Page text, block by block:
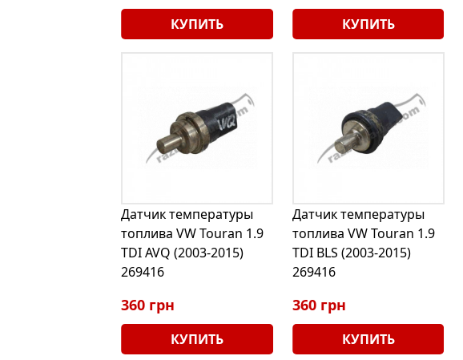
КУПИТЬ КУПИТЬ
Датчик температуры
топлива VW Touran 1.9
TDI AVQ (2003-2015)
269416
360 грн
КУПИТЬ
Датчик температуры
топлива VW Touran 1.9
TDI BLS (2003-2015)
269416
360 грн
КУПИТЬ